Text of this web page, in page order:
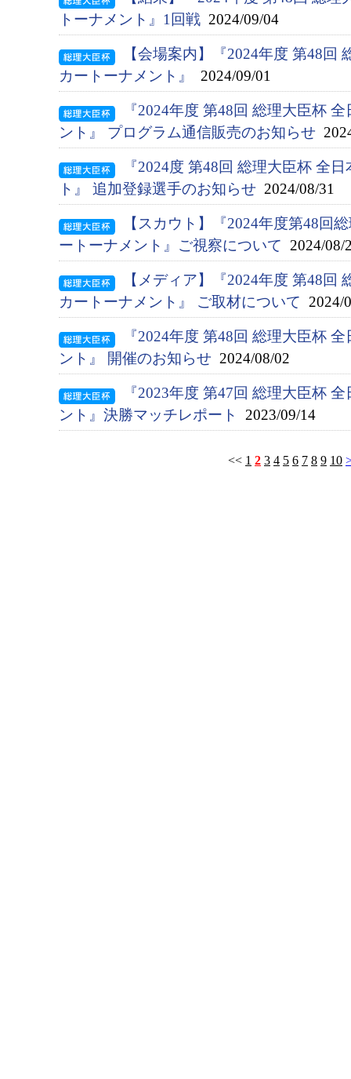
トーナメント』1回戦 2024/09/04
【会場案内】『2024年度 第48回
カートーナメント』
2024/09/01
『2024年度 第48回 総理大臣杯
ント』 プログラム通信販売のお知らせ
『2024度 第48回 総理大臣杯 全
ト』 追加登録選手のお知らせ 2024/08/31
【スカウト】『2024年度第48回
ートーナメント』ご視察について 2024/08/
【メディア】『2024年度 第48回
カートーナメント』 ご取材について 2024/
『2024年度 第48回 総理大臣杯
ント』 開催のお知らせ 2024/08/02
『2023年度 第47回 総理大臣杯
ント』決勝マッチレポート
2023/09/14
<< 1 2 3 4 5 6 7 8 9 10